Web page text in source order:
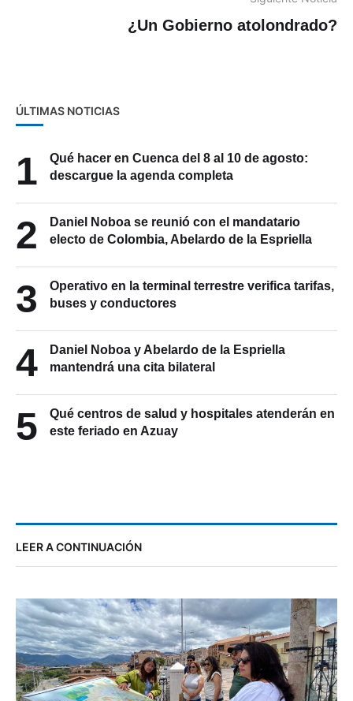
¿Un Gobierno atolondrado?
ÚLTIMAS NOTICIAS
1
Qué hacer en Cuenca del 8 al 10 de agosto:
descargue la agenda completa
2
Daniel Noboa se reunió con el mandatario
electo de Colombia, Abelardo de la Espriella
3
Operativo en la terminal terrestre verifica tarifas,
buses y conductores
4
Daniel Noboa y Abelardo de la Espriella
mantendrá una cita bilateral
5
Qué centros de salud y hospitales atenderán en
este feriado en Azuay
LEER A CONTINUACIÓN